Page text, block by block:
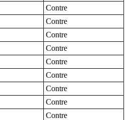
Contre
Contre
Contre
Contre
Contre
Contre
Contre
Contre
Contre